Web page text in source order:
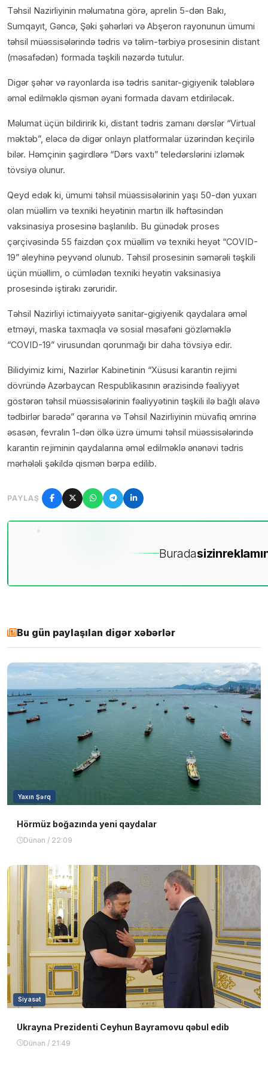
Təhsil Nazirliyinin məlumatına görə, aprelin 5-dən Bakı,
Sumqayıt, Gəncə, Şəki şəhərləri və Abşeron rayonunun ümumi
təhsil müəssisələrində tədris və təlim-tərbiyə prosesinin distant
(məsafədən) formada təşkili nəzərdə tutulur.
Digər şəhər və rayonlarda isə tədris sanitar-gigiyenik tələblərə
əməl edilməklə qismən əyani formada davam etdiriləcək.
Məlumat üçün bildiririk ki, distant tədris zamanı dərslər “Virtual
məktəb”, eləcə də digər onlayn platformalar üzərindən keçirilə
bilər. Həmçinin şagirdlərə “Dərs vaxtı” teledərslərini izləmək
tövsiyə olunur.
Qeyd edək ki, ümumi təhsil müəssisələrinin yaşı 50-dən yuxarı
olan müəllim və texniki heyətinin martın ilk həftəsindən
vaksinasiya prosesinə başlanılıb. Bu günədək proses
çərçivəsində 55 faizdən çox müəllim və texniki heyət “COVID-
19” əleyhinə peyvənd olunub. Təhsil prosesinin səmərəli təşkili
üçün müəllim, o cümlədən texniki heyətin vaksinasiya
prosesində iştirakı zəruridir.
Təhsil Nazirliyi ictimaiyyətə sanitar-gigiyenik qaydalara əməl
etməyi, maska taxmaqla və sosial məsafəni gözləməklə
“COVID-19” virusundan qorunmağı bir daha tövsiyə edir.
Bilidyimiz kimi, Nazirlər Kabinetinin “Xüsusi karantin rejimi
dövründə Azərbaycan Respublikasının ərazisində fəaliyyət
göstərən təhsil müəssisələrinin fəaliyyətinin təşkili ilə bağlı əlavə
tədbirlər barədə” qərarına və Təhsil Nazirliyinin müvafiq əmrinə
əsasən, fevralın 1-dən ölkə üzrə ümumi təhsil müəssisələrində
karantin rejiminin qaydalarına əməl edilməklə ənənəvi tədris
mərhələli şəkildə qismən bərpa edilib.
PAYLAŞ
Buradasizin
Bu gün paylaşılan digər xəbərlər
Yaxın Şərq
Hörmüz boğazında yeni qaydalar
Dünən / 22:09
Siyasət
Ukrayna Prezidenti Ceyhun Bayramovu qəbul edib
Dünən / 21:49